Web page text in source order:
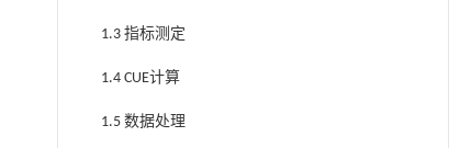
1.3 指标测定
1.4 CUE计算
1.5 数据处理